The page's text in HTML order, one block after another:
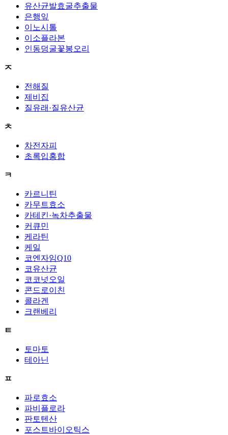
유산균발효굴추출물
은행잎
이노시톨
이소플라본
인동덩굴꽃봉오리
ㅈ
전해질
제비집
질유래·질유산균
ㅊ
차전자피
초록입홍합
ㅋ
카르니틴
카무트효소
카테킨·녹차추출물
커큐민
케라틴
케일
코엔자임Q10
코유산균
코코넛오일
콘드로이친
콜라겐
크랜베리
ㅌ
토마토
테아닌
ㅍ
파로효소
파비플로라
판토텐산
포스트바이오틱스